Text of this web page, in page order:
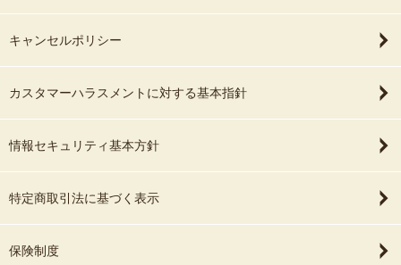
キャンセルポリシー
カスタマーハラスメントに対する基本指針
情報セキュリティ基本方針
特定商取引法に基づく表示
保険制度